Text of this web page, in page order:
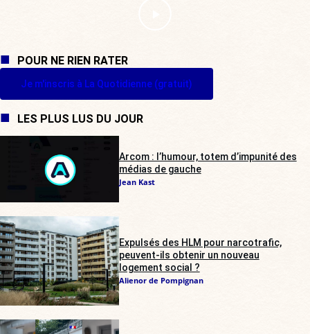
POUR NE RIEN RATER
Je m'inscris à La Quotidienne (gratuit)
LES PLUS LUS DU JOUR
Arcom : l’humour, totem d’impunité des
médias de gauche
Jean Kast
Expulsés des HLM pour narcotrafic,
peuvent-ils obtenir un nouveau
logement social ?
Alienor de Pompignan